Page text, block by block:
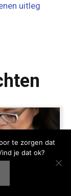
uitleg
te zorgen dat
je dat ok?